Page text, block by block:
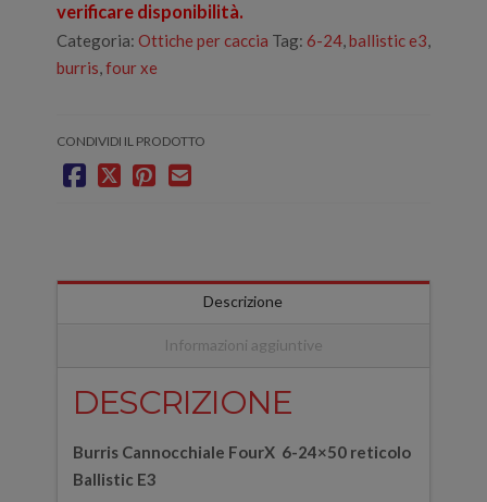
verificare disponibilità.
Categoria: Ottiche per caccia Tag: 6-24,ballistic e3,
burris,four xe
CONDIVIDI IL PRODOTTO
Descrizione
Informazioni aggiuntive
DESCRIZIONE
Burris Cannocchiale FourX 6-24×50 reticolo
Ballistic E3